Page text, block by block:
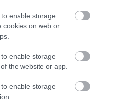
enable storage
cookies on web or
enable storage
the website or app.
enable storage
Ειδικός Ορός